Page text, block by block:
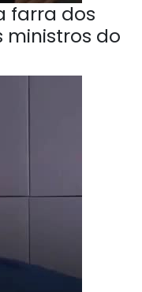
farra dos
ministros do